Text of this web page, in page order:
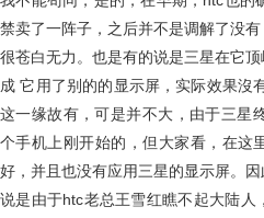
禁卖了一阵子，之后并不是调解了没
很苍白无力。也是有的说是三星在它
成 它用了别的的显示屏，实际效果沒
这一缘故有，可是并不大，由于三星
个手机上刚开始的，但大家看，在这
好，并且也没有应用三星的显示屏。
说是由于htc老总王雪红瞧不起大陆人